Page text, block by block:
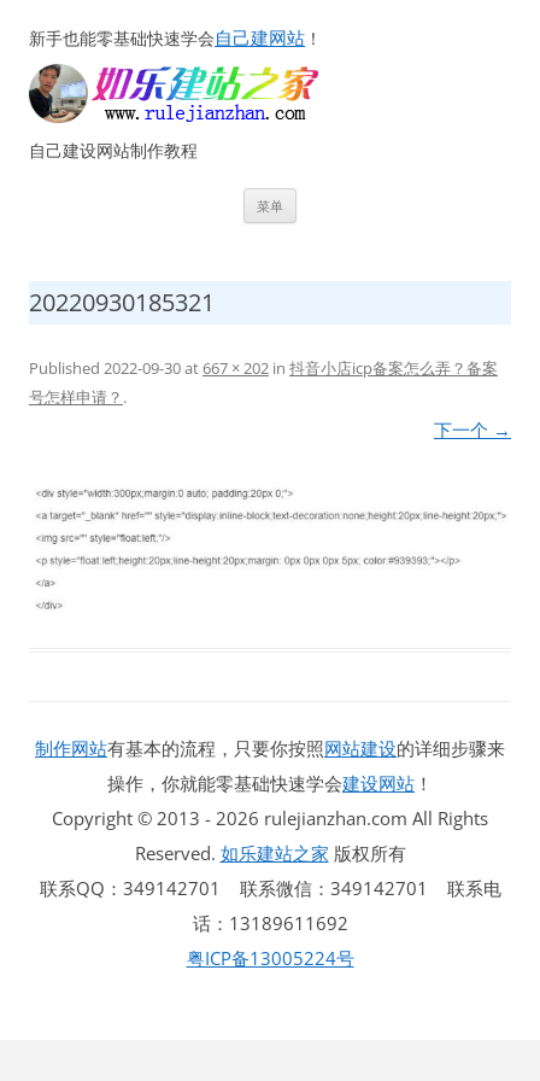
新手也能零基础快速学会自己建网站 ！
自己建设网站制作教程
菜单
20220930185321
Published 2022-09-30at667 × 202 in 抖音小店icp备案怎么弄？备案
号怎样申请？ .
下一个 →
制作网站有基本的流程，只要你按照网站建设的详细步骤来
操作，你就能零基础快速学会建设网站 ！
Copyright © 2013 - 2026 rulejianzhan.com All Rights
Reserved. 如乐建站之家 版权所有
联系QQ：349142701 联系微信：349142701 联系电
话：13189611692
粤ICP备13005224号